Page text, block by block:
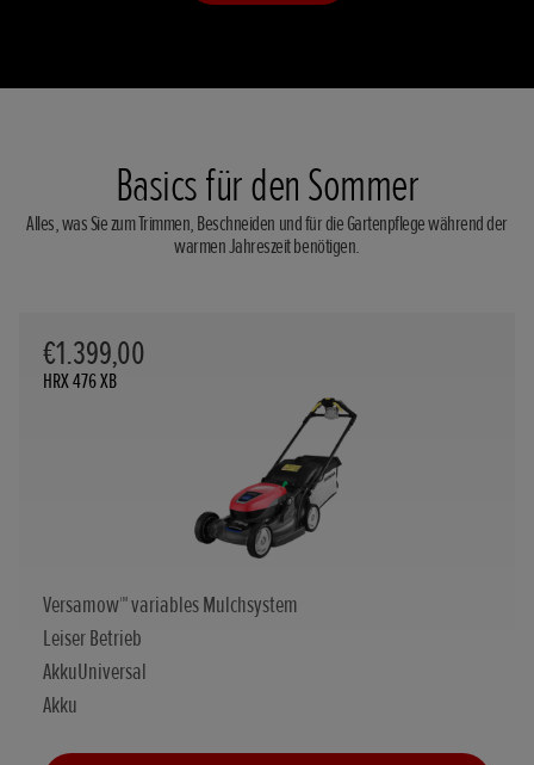
Basics für den Sommer
Alles, was Sie zum Trimmen, Beschneiden und für die Gartenpflege während der
warmen Jahreszeit benötigen.
€1.399,00
HRX 476 XB
Versamow™ variables Mulchsystem
Leiser Betrieb
AkkuUniversal
Akku